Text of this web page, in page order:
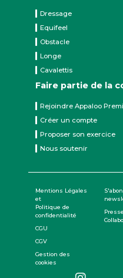
Dressage
Equifeel
Obstacle
Longe
Cavalettis
Faire partie de la
Rejoindre Appaloo
Créer un compte
Proposer son exercice
Nous soutenir
Mentions Légales
et
Politique de
confidentialité
CGU
CGV
Gestion des
cookies